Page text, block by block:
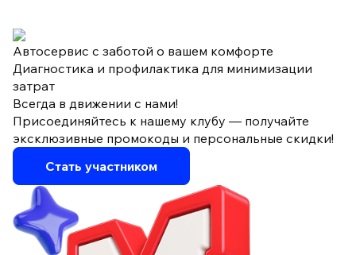
Автосервис с заботой о вашем комфорте
Диагностика и профилактика для минимизации
затрат
Всегда в движении с нами!
Присоединяйтесь к нашему клубу — получайте
эксклюзивные промокоды и персональные скидки!
Стать участником